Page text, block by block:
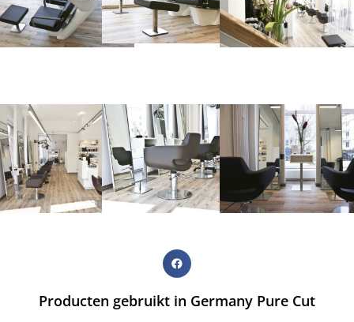
Producten gebruikt in Germany Pure Cut